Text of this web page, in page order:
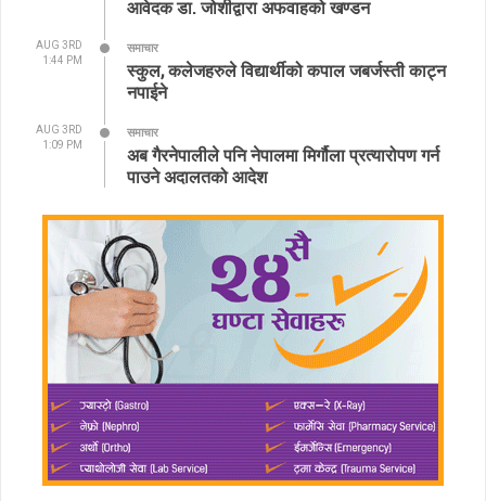
आवेदक डा. जोशीद्वारा अफवाहको खण्डन
AUG 3RD
1:44 PM
समाचार
स्कुल, कलेजहरुले विद्यार्थीको कपाल जबर्जस्ती काट्न
नपाईने
AUG 3RD
1:09 PM
समाचार
अब गैरनेपालीले पनि नेपालमा मिर्गौला प्रत्यारोपण गर्न
पाउने अदालतको आदेश